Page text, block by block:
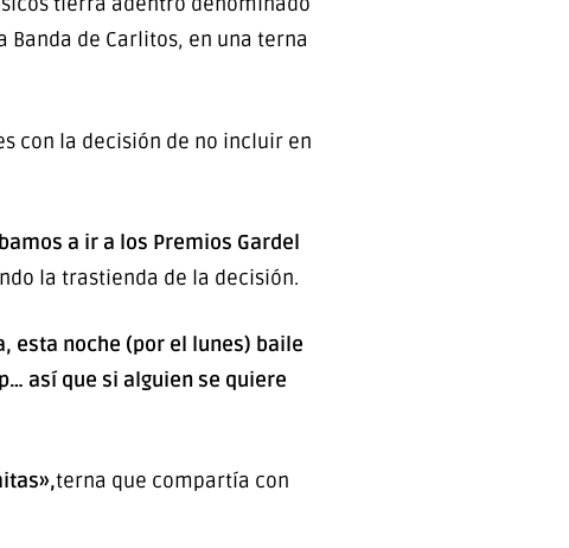
Banda de Carlitos, en una terna
con la decisión de no incluir en
a ir a los Premios Gardel
la trastienda de la decisión.
esta noche (por el lunes) baile
así que si alguien se quiere
terna que compartía con